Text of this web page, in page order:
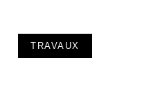
TRAVAUX